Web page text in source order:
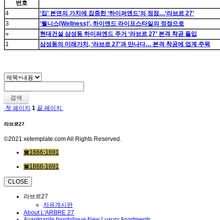
번호
4
‘집’ 본연의 가치에 집중한 ‘하이퍼엔드’의 정점…‘라브르 27’
3
‘웰니스(Wellness)’, 하이엔드 라이프스타일의 정점으로
»
현대건설 삼성동 하이퍼엔드 주거 ‘라브르 27’ 본격 착공 돌입
1
삼성동의 미래가치, ‘라브르 27’과 만나다… 본격 착공에 업계 주목
검색
첫 페이지 1 끝 페이지
라브르27
©2021 xetemplate.com All Rights Reserved.
☎1666-1691
☎1666-1691
CLOSE
라브르27
자유게시판
About L'ARBRE 27